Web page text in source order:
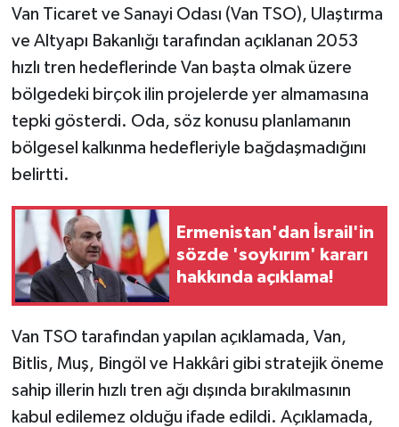
Van Ticaret ve Sanayi Odası (Van TSO), Ulaştırma
ve Altyapı Bakanlığı tarafından açıklanan 2053
hızlı tren hedeflerinde Van başta olmak üzere
bölgedeki birçok ilin projelerde yer almamasına
tepki gösterdi. Oda, söz konusu planlamanın
bölgesel kalkınma hedefleriyle bağdaşmadığını
belirtti.
Ermenistan'dan İsrail'in
sözde 'soykırım' kararı
hakkında açıklama!
Van TSO tarafından yapılan açıklamada, Van,
Bitlis, Muş, Bingöl ve Hakkâri gibi stratejik öneme
sahip illerin hızlı tren ağı dışında bırakılmasının
kabul edilemez olduğu ifade edildi. Açıklamada,